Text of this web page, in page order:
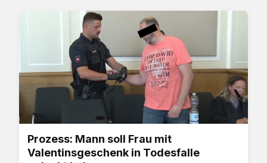
Prozess: Mann soll Frau mit
Valentinsgeschenk in Todesfalle